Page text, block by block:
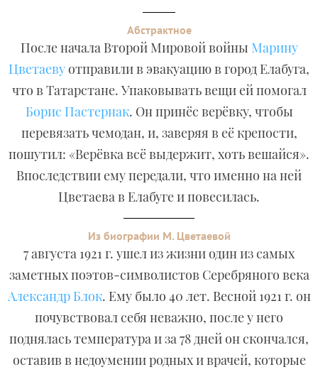
Абстрактное
После начала Второй Мировой войны Марину
Цветаевуотправили в эвакуацию в город Елабуга,
что в Татарстане. Упаковывать вещи ей помогал
Борис Пастернак. Он принёс верёвку, чтобы
перевязать чемодан, и, заверяя в её крепости,
пошутил: «Верёвка всё выдержит, хоть вешайся».
Впоследствии ему передали, что именно на ней
Цветаева в Елабуге и повесилась.
Из биографии М. Цветаевой
7 августа 1921 г. ушел из жизни один из самых
заметных поэтов-символистов Серебряного века
Александр Блок. Ему было 40 лет. Весной 1921 г. он
почувствовал себя неважно, после у него
поднялась температура и за 78 дней он скончался,
оставив в недоумении родных и врачей, которые